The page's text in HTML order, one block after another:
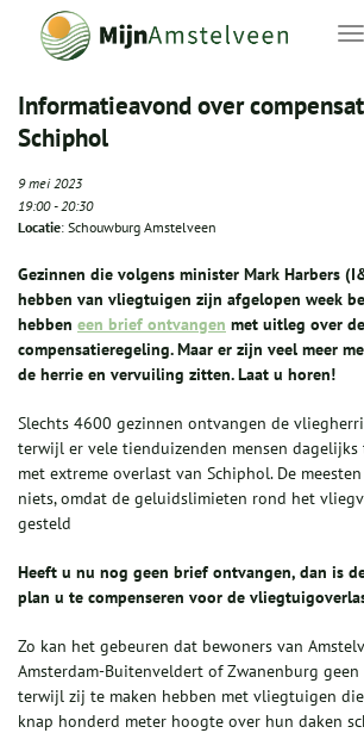
Informatieavond over
Schiphol
9 mei 2023
19:00-20:30
Locatie: Schouwburg Amstelveen
Gezinnen die volgens minister Mark Harbers
hebben van vliegtuigen zijn afgelopen week
hebben een brief ontvangen met uitleg over de
compensatieregeling. Maar er zijn veel meer
de herrie en vervuiling zitten. Laat u horen!
Slechts 4600 gezinnen ontvangen de
terwijl er vele tienduizenden mensen dagelijks
met extreme overlast van Schiphol. De
niets, omdat de geluidslimieten rond het
gesteld
Heeft u nu nog geen brief ontvangen, dan is
plan u te compenseren voor de
Zo kan het gebeuren dat bewoners van
Amsterdam-Buitenveldert of Zwanenburg
terwijl zij te maken hebben met vliegtuigen
knap honderd meter hoogte over hun daken